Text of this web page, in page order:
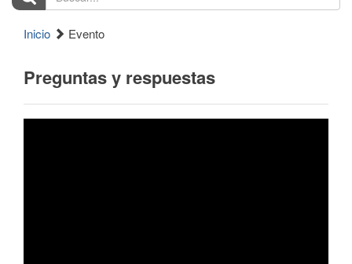
Inicio Evento
Preguntas y respuestas